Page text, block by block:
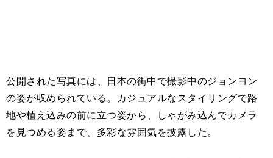
公開された写真には、日本の街中で撮影中のジョンヨン
の姿が収められている。カジュアルなスタイリングで路
地や植え込みの前に立つ姿から、しゃがみ込んでカメラ
を見つめる姿まで、多彩な雰囲気を披露した。